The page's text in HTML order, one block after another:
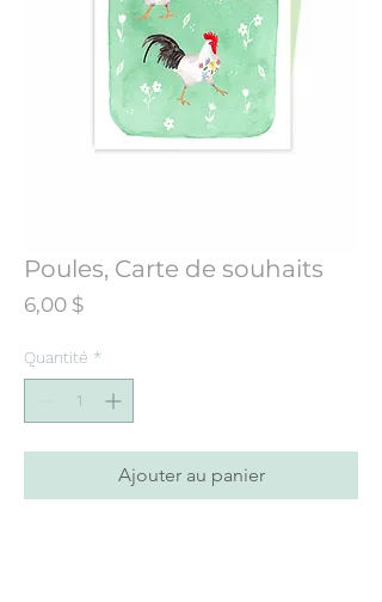
Poules, Carte de souhaits
6,00 $Prix
Quantité *
Ajouter au panier